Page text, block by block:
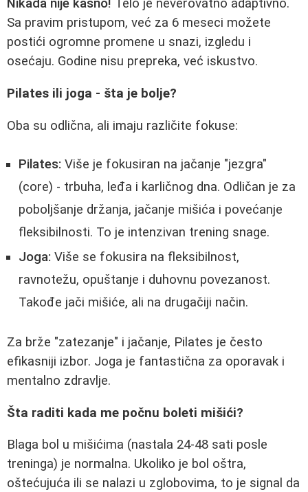
Nikada nije kasno! Telo je neverovatno adaptivno.
Sa pravim pristupom, već za 6 meseci možete
postići ogromne promene u snazi, izgledu i
osećaju. Godine nisu prepreka, već iskustvo.
Pilates ili joga - šta je bolje?
Oba su odlična, ali imaju različite fokuse:
Pilates: Više je fokusiran na jačanje "jezgra"
(core) - trbuha, leđa i karličnog dna. Odličan je za
poboljšanje držanja, jačanje mišića i povećanje
fleksibilnosti. To je intenzivan trening snage.
Joga: Više se fokusira na fleksibilnost,
ravnotežu, opuštanje i duhovnu povezanost.
Takođe jači mišiće, ali na drugačiji način.
Za brže "zatezanje" i jačanje, Pilates je često
efikasniji izbor. Joga je fantastična za oporavak i
mentalno zdravlje.
Šta raditi kada me počnu boleti mišići?
Blaga bol u mišićima (nastala 24-48 sati posle
treninga) je normalna. Ukoliko je bol oštra,
oštećujuća ili se nalazi u zglobovima, to je signal da